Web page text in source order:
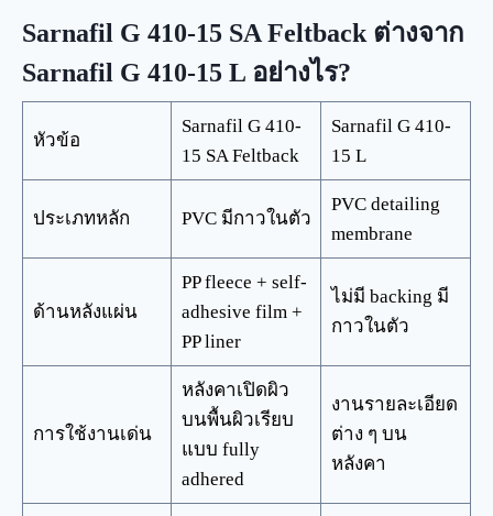
Sarnafil G 410-15 SA Feltback ต่างจาก
Sarnafil G 410-15 L อย่างไร?
หัวข้อ
Sarnafil G 410-
15 SA Feltback
Sarnafil G 410-
15 L
ประเภทหลัก PVC มีกาวในตัว
PVC detailing
membrane
ด้านหลังแผ่น
PP fleece + self-
adhesive film +
PP liner
ไม่มี backing มี
กาวในตัว
การใช้งานเด่น
หลังคาเปิดผิว
บนพื้นผิวเรียบ
แบบ fully
adhered
งานรายละเอียด
ต่าง ๆ บน
หลังคา